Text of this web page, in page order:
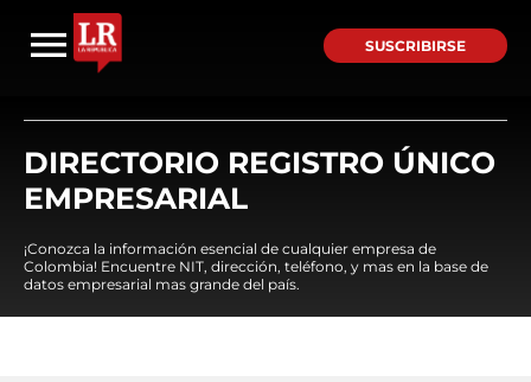
SUSCRIBIRSE
DIRECTORIO REGISTRO ÚNICO
EMPRESARIAL
¡Conozca la información esencial de cualquier empresa de
Colombia! Encuentre NIT, dirección, teléfono, y mas en la base de
datos empresarial mas grande del país.